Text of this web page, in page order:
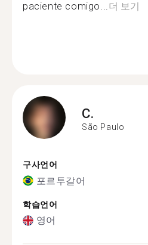
paciente comigo...더 보기
C.
São Paulo
구사언어
포르투갈어
학습언어
영어